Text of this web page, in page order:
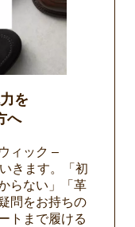
を
へ
ィック –
きます。「初
らない」「革
問をお持ちの
トまで履ける